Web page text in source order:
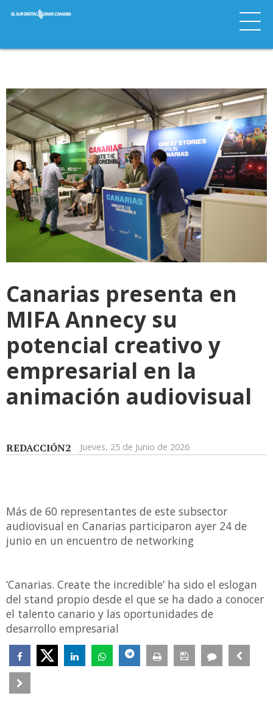
Canarias presenta en
MIFA Annecy su
potencial creativo y
empresarial en la
animación audiovisual
REDACCIÓN2 Jueves, 25 de Junio de 2026
Más de 60 representantes de este subsector
audiovisual en Canarias participaron ayer 24 de
junio en un encuentro de networking
‘Canarias. Create the incredible’ ha sido el eslogan
del stand propio desde el que se ha dado a conocer
el talento canario y las oportunidades de
desarrollo empresarial